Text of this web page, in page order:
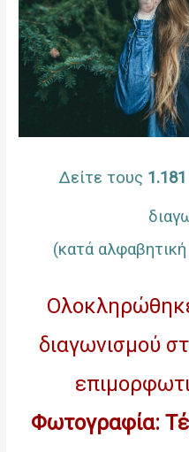
Δείτε τους 1.181
(κατά
διαγωνισμού
Φωτογραφία: